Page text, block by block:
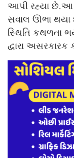
આપી રહ્યા છે.આ
સવાલ ઊભા થયા
સ્થિતિ કથળતા
દ્વારા અસરકારક